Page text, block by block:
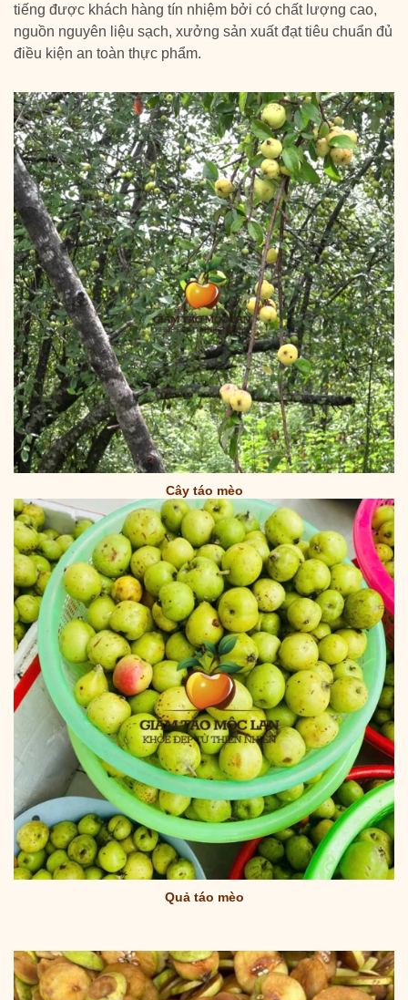
tiếng được khách hàng tín nhiệm bởi có chất lượng cao,
nguồn nguyên liệu sạch, xưởng sản xuất đạt tiêu chuẩn đủ
điều kiện an toàn thực phẩm.
Cây táo mèo
Quả táo mèo